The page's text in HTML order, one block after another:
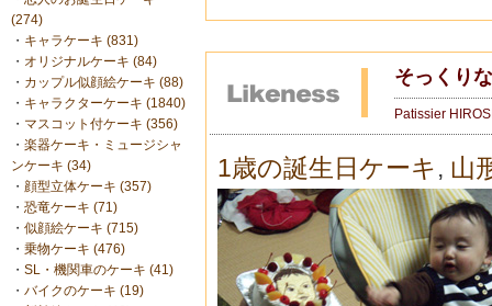
(274)
・ キャラケーキ (831)
・ オリジナルケーキ (84)
・ カップル似顔絵ケーキ (88)
・ キャラクターケーキ (1840)
・ マスコット付ケーキ (356)
・ 楽器ケーキ・ミュージシャ
ンケーキ (34)
・ 顔型立体ケーキ (357)
・ 恐竜ケーキ (71)
・ 似顔絵ケーキ (715)
・ 乗物ケーキ (476)
・ SL・機関車のケーキ (41)
・ バイクのケーキ (19)
そっくり
Patissier
1歳の誕生日ケーキ , 山